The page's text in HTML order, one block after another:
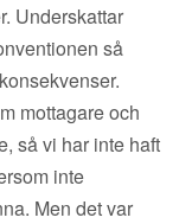
Underskattar
så
mottagare och
så vi har inte haft
inte
Men det var